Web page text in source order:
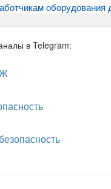
оборудования
в Telegram: